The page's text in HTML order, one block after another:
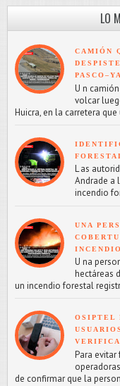
LO
CAMIÓN
U n
volcar
Huicra, en la carretera que
L as
Andrade a
incendio
UNA
U na
hectáreas
un incendio forestal
OSIPTEL
Para
de confirmar que la